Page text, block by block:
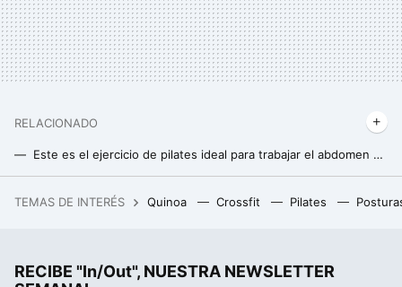
RELACIONADO
Este es el ejercicio de pilates ideal para trabajar el abdomen y activar el metabolismo después de los 40
Acabó harto de freír huevos en el Landa. Ahora tiene en Burgos el único estrella Michelin ubicado en pleno Camino de Santiago
TEMAS DE INTERÉS Quinoa Crossfit Pilates
RECIBE "In/Out", NUESTRA NEWSLETTER